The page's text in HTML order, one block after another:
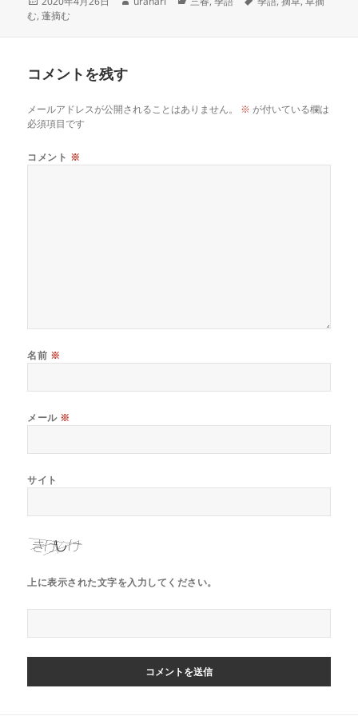
稿
む,蓬摘む
コメントを残す
メールアドレスが公開されることはありません。 ※ が付いている欄は
必須項目です
コメント ※
名前 ※
メール ※
サイト
上に表示された文字を入力してください。